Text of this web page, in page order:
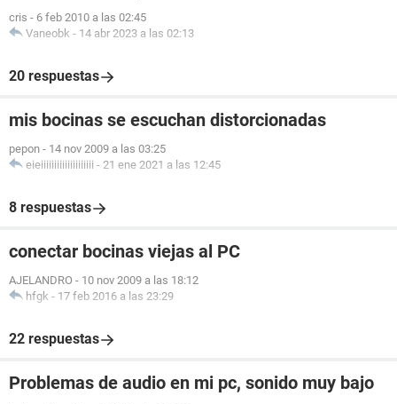
cris - 6 feb 2010 a las 02:45
Vaneobk - 14 abr 2023 a las 02:13
20 respuestas
mis bocinas se escuchan distorcionadas
pepon - 14 nov 2009 a las 03:25
eieiiiiiiiiiiiiiiiiiiii - 21 ene 2021 a las 12:45
8 respuestas
conectar bocinas viejas al PC
AJELANDRO - 10 nov 2009 a las 18:12
hfgk - 17 feb 2016 a las 23:29
22 respuestas
Problemas de audio en mi pc, sonido muy bajo